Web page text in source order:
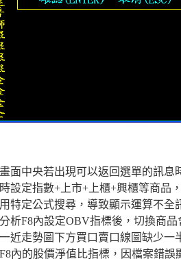
面中央若出現可以返回選單的訊
設定指數+上市+上櫃+興櫃等商品
特定公式搜尋，導致顯示運算不全
析F8內設定OBV指標後，切換商
近走勢圖下方買口賣口線圖缺少一
內的股價淨值比指標，因檔案錯